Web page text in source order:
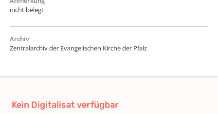
nicht belegt
Archiv
Zentralarchiv der Evangelischen Kirche der Pfalz
Kein Digitalisat verfügbar